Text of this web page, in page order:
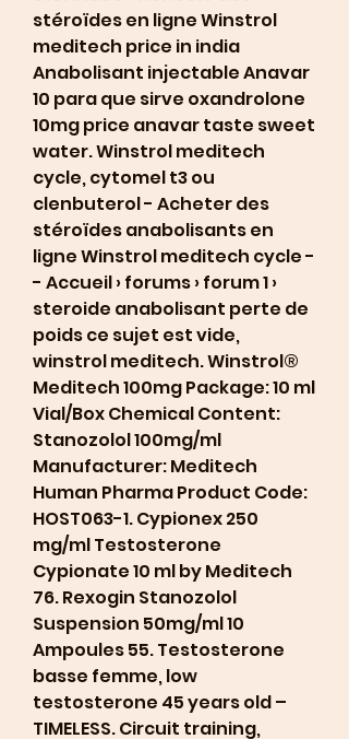
stéroïdes en ligne Winstrol
meditech price in india
Anabolisant injectable Anavar
10 para que sirve oxandrolone
10mg price anavar taste sweet
water. Winstrol meditech
cycle, cytomel t3 ou
clenbuterol - Acheter des
stéroïdes anabolisants en
ligne Winstrol meditech cycle -
- Accueil › forums › forum 1 ›
steroide anabolisant perte de
poids ce sujet est vide,
winstrol meditech. Winstrol®
Meditech 100mg Package: 10 ml
Vial/Box Chemical Content:
Stanozolol 100mg/ml
Manufacturer: Meditech
Human Pharma Product Code:
HOST063-1. Cypionex 250
mg/ml Testosterone
Cypionate 10 ml by Meditech
76. Rexogin Stanozolol
Suspension 50mg/ml 10
Ampoules 55. Testosterone
basse femme, low
testosterone 45 years old –
TIMELESS. Circuit training,